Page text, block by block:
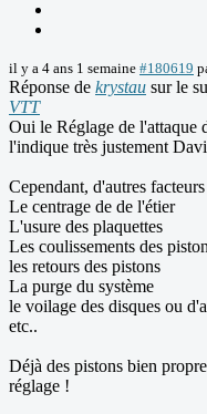
il y a 4 ans 1 semaine #180619
Réponse de krystau sur le
VTT
Oui le Réglage de l'attaque
l'indique très justement
Cependant, d'autres
Le centrage de de l'étier
L'usure des plaquettes
Les coulissements des piston
les retours des pistons
La purge du système
le voilage des disques ou
etc..
Déjà des pistons bien
réglage !